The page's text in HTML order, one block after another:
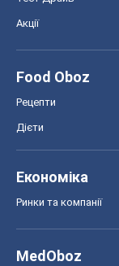
Акції
Food Oboz
Рецепти
Дієти
Економіка
Ринки та компанії
MedOboz